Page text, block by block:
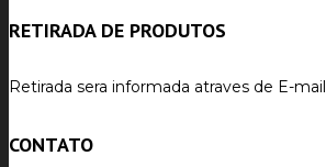
RETIRADA DE PRODUTOS
Retirada sera informada atraves de E-mail
CONTATO